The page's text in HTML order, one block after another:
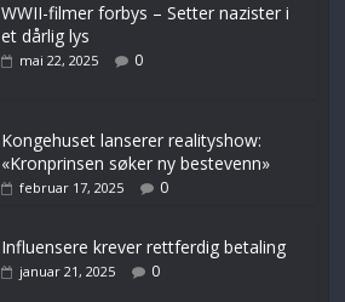
WWII-filmer forbys – Setter nazister i
et dårlig lys
mai 22, 2025 0
Kongehuset lanserer realityshow:
«Kronprinsen søker ny bestevenn»
februar 17, 2025 0
Influensere krever rettferdig betaling
januar 21, 2025 0